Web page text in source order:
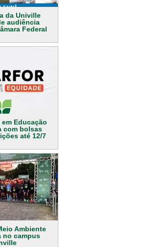
da Univille
audiência
Federal
Educação
com bolsas
até 12/7
Ambiente
no campus